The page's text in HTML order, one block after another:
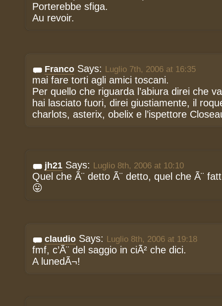
Porterebbe sfiga.
Au revoir.
Franco Says: Luglio 7th, 2006 at 16:35
mai fare torti agli amici toscani.
Per quello che riguarda l’abiura direi che
hai lasciato fuori, direi giustiamente, il
charlots, asterix, obelix e l’ispettore
jh21 Says: Luglio 8th, 2006 at 10:10
Quel che Ã¨ detto Ã¨ detto, quel che Ã¨
😛
claudio Says: Luglio 8th, 2006 at 19:18
fmf, c’Ã¨ del saggio in ciÃ² che dici.
A lunedÃ¬!